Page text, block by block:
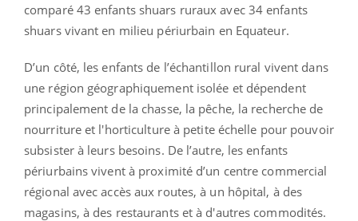
comparé 43 enfants shuars ruraux avec 34 enfants
shuars vivant en milieu périurbain en Equateur.
D’un côté, les enfants de l’échantillon rural vivent dans
une région géographiquement isolée et dépendent
principalement de la chasse, la pêche, la recherche de
nourriture et l'horticulture à petite échelle pour pouvoir
subsister à leurs besoins. De l’autre, les enfants
périurbains vivent à proximité d’un centre commercial
régional avec accès aux routes, à un hôpital, à des
magasins, à des restaurants et à d'autres commodités.